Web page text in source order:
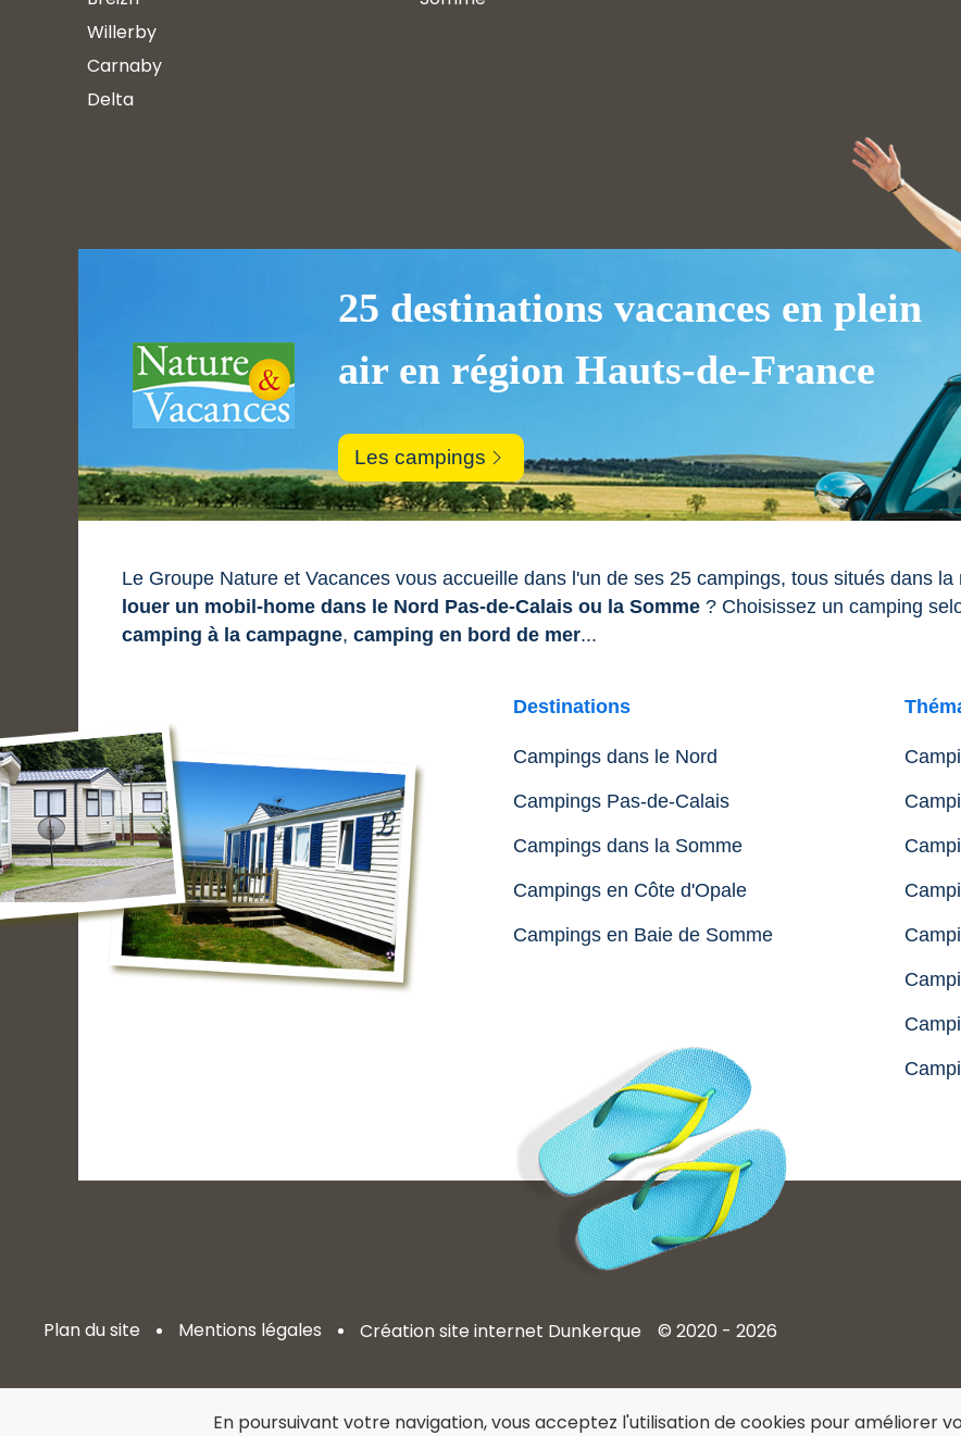
Willerby
Carnaby
Delta
25 destinations vacances en plein
air en région Hauts-de-France
Les campings
Le Groupe Nature et Vacances vous accueille dans l'un de ses 25 campings, tous situés dans
louer un mobil-home dans le Nord Pas-de-Calais ou la Somme ? Choisissez un camping
camping à la campagne, camping en bord de mer...
Destinations
Campings dans le Nord
Campings Pas-de-Calais
Campings dans la Somme
Campings en Côte d'Opale
Campings en Baie de Somme
Plan du site Mentions légales Création site internet Dunkerque © 2020 - 2026
En poursuivant votre navigation, vous acceptez l'utilisation de cookies pour améliorer